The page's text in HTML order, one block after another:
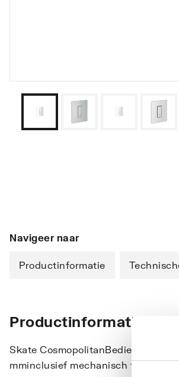
Navigeer naar
Productinformatie
Productinformatie
Skate
mminclusief mechanisch